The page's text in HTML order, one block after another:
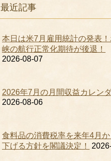
最近記事
本日は米7月雇用統計の発表
峡の航行正常化期待が後退！
2026-08-07
2026年7月の月間収益カレンダ
2026-08-06
食料品の消費税率を来年4月
下げる方針を閣議決定！